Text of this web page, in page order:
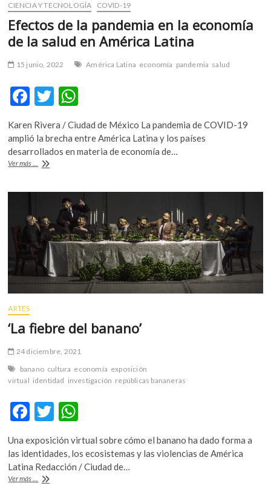
CIENCIA Y TECNOLOGÍA COVID-19
Efectos de la pandemia en la economía
de la salud en América Latina
15 junio, 2022 América Latina economía pandemia salud
F
e
b
o
o
k
T
itt
er
at
s
p
p
Karen Rivera / Ciudad de México La pandemia de COVID-19
amplió la brecha entre América Latina y los países
desarrollados en materia de economía de…
Ver más ...
Efectos
pandemia
la
economía
de
la
salud
América
Latina
ARTES
‘La fiebre del banano’
24 diciembre, 2021
banano cultura economía exposición
virtual identidad investigación repúblicas bananeras
F
e
b
T
w
itt
er
h
at
s
Una exposición virtual sobre cómo el banano ha dado forma a
las identidades, los ecosistemas y las violencias de América
Latina Redacción / Ciudad de…
Ver más ... ‘La